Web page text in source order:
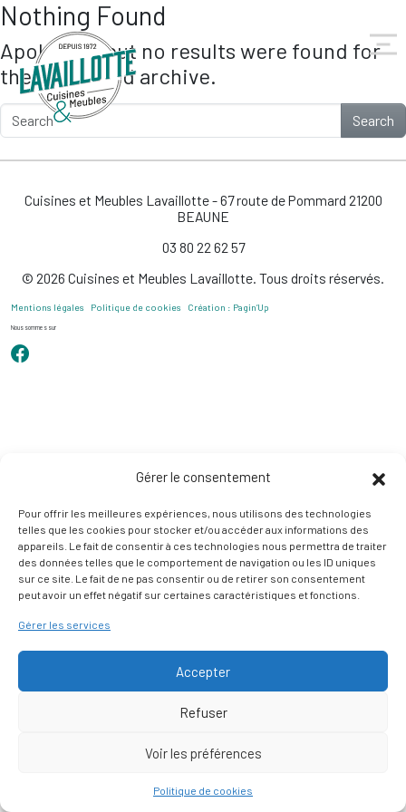
Gérer le consentement
Pour offrir les meilleures expériences, nous utilisons des technologies
telles que les cookies pour stocker et/ou accéder aux informations des
appareils. Le fait de consentir à ces technologies nous permettra de traiter
des données telles que le comportement de navigation ou les ID uniques
sur ce site. Le fait de ne pas consentir ou de retirer son consentement
peut avoir un effet négatif sur certaines caractéristiques et fonctions.
Gérer les services
Accepter
Refuser
Voir les préférences
Politique de cookies
Skip to main content
Nothing Found
Apologies, but no results were found for
the requested archive.
Search
Cuisines et Meubles Lavaillotte - 67 route de Pommard 21200
BEAUNE
03 80 22 62 57
© 2026 Cuisines et Meubles Lavaillotte. Tous droits réservés.
Mentions légales Politique de cookies Création : Pagin’Up
Nous sommes sur